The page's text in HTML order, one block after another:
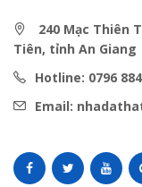
240 Mạc Thiên
Tiên, tỉnh An Giang
Hotline: 0796
Email: